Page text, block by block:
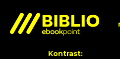
Kontrast: